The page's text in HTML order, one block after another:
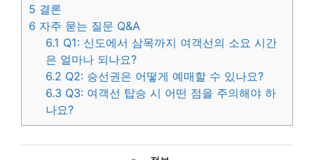
5 결론
6 자주 묻는 질문 Q&A
6.1 Q1: 신도에서 삼목까지 여객선의 소요 시간
은 얼마나 되나요?
6.2 Q2: 승선권은 어떻게 예매할 수 있나요?
6.3 Q3: 여객선 탑승 시 어떤 점을 주의해야 하
나요?